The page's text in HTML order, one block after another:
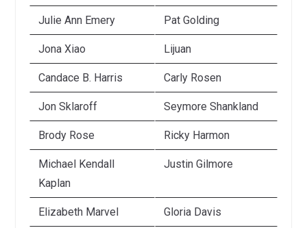
Julie Ann Emery Pat Golding
Jona Xiao Lijuan
Candace B. Harris Carly Rosen
Jon Sklaroff Seymore Shankland
Brody Rose Ricky Harmon
Michael Kendall
Kaplan
Justin Gilmore
Elizabeth Marvel Gloria Davis